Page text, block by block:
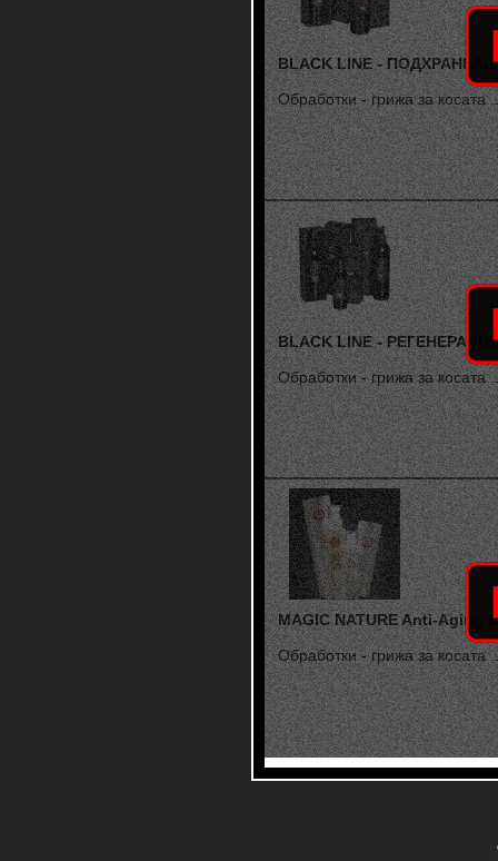
BLACK LINE - ПОДХРАНВАЩ
Обработки - грижа за косата
BLACK LINE -
Обработки - грижа за косата
MAGIC NATURE Anti-Aging
Обработки - грижа за косата